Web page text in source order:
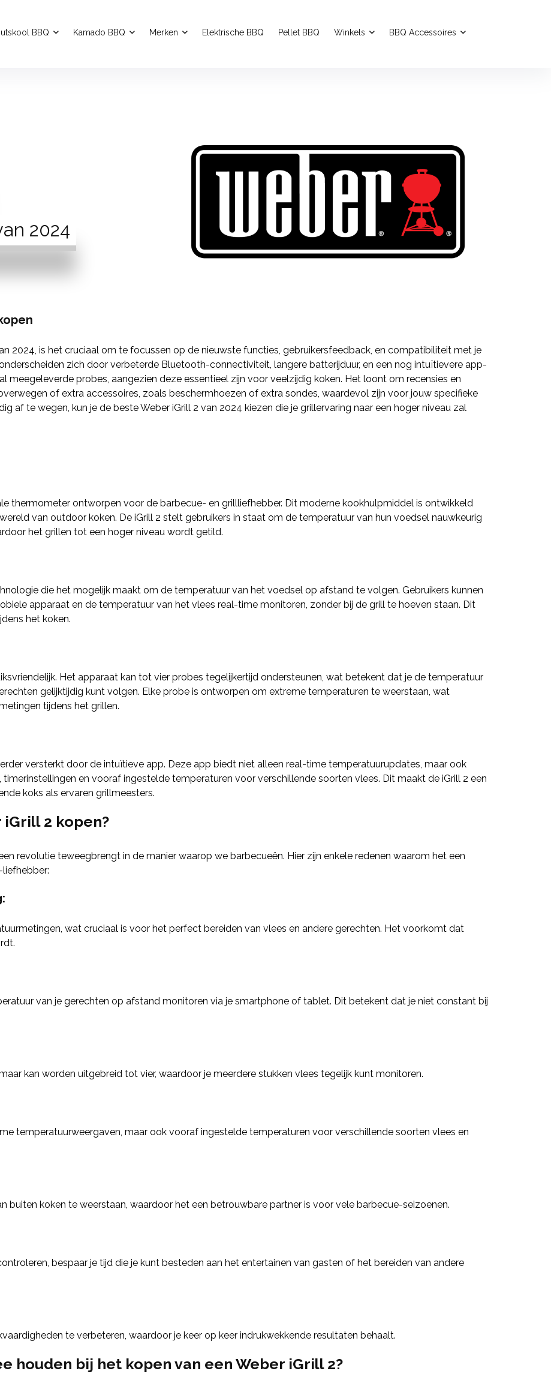
BBQ Kamado BBQ Merken Elektrische BBQ Pellet BBQ Winkels BBQ Accessoires
2024
2024, is het cruciaal om te focussen op de nieuwste functies, gebruikersfeedback, en compatibiliteit met je
zich door verbeterde Bluetooth-connectiviteit, langere batterijduur, en een nog intuïtievere app-
meegeleverde probes, aangezien deze essentieel zijn voor veelzijdig koken. Het loont om recensies en
of extra accessoires, zoals beschermhoezen of extra sondes, waardevol zijn voor jouw specifieke
af te wegen, kun je de beste Weber iGrill 2 van 2024 kiezen die je grillervaring naar een hoger niveau zal
thermometer ontworpen voor de barbecue- en grillliefhebber. Dit moderne kookhulpmiddel is ontwikkeld
van outdoor koken. De iGrill 2 stelt gebruikers in staat om de temperatuur van hun voedsel nauwkeurig
het grillen tot een hoger niveau wordt getild.
die het mogelijk maakt om de temperatuur van het voedsel op afstand te volgen. Gebruikers kunnen
apparaat en de temperatuur van het vlees real-time monitoren, zonder bij de grill te hoeven staan. Dit
het koken.
Het apparaat kan tot vier probes tegelijkertijd ondersteunen, wat betekent dat je de temperatuur
gelijktijdig kunt volgen. Elke probe is ontworpen om extreme temperaturen te weerstaan, wat
tijdens het grillen.
versterkt door de intuïtieve app. Deze app biedt niet alleen real-time temperatuurupdates, maar ook
en vooraf ingestelde temperaturen voor verschillende soorten vlees. Dit maakt de iGrill 2 een
koks als ervaren grillmeesters.
2 kopen?
revolutie teweegbrengt in de manier waarop we barbecueën. Hier zijn enkele redenen waarom het een
:
wat cruciaal is voor het perfect bereiden van vlees en andere gerechten. Het voorkomt dat
van je gerechten op afstand monitoren via je smartphone of tablet. Dit betekent dat je niet constant bij
kan worden uitgebreid tot vier, waardoor je meerdere stukken vlees tegelijk kunt monitoren.
temperatuurweergaven, maar ook vooraf ingestelde temperaturen voor verschillende soorten vlees en
buiten koken te weerstaan, waardoor het een betrouwbare partner is voor vele barbecue-seizoenen.
bespaar je tijd die je kunt besteden aan het entertainen van gasten of het bereiden van andere
te verbeteren, waardoor je keer op keer indrukwekkende resultaten behaalt.
houden bij het kopen van een Weber iGrill 2?